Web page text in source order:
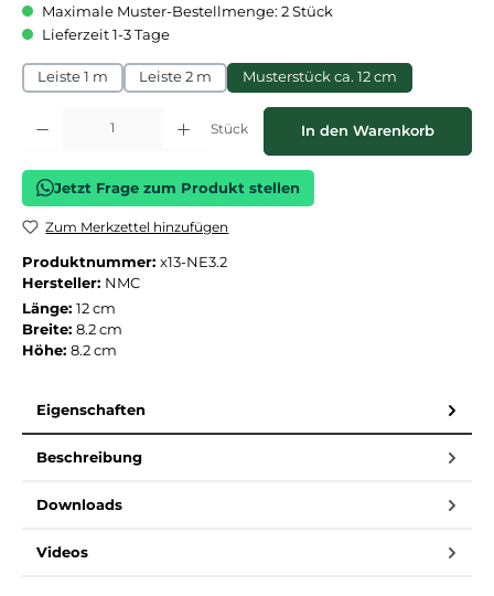
Maximale Muster-Bestellmenge: 2 Stück
Lieferzeit 1-3 Tage
Leiste 1 m Leiste 2 m Musterstück ca. 12 cm
Produkt Anzahl: Gib den gewünschten Wert ein oder benutze die
Stück In den Warenkorb
Jetzt Frage zum Produkt stellen
Zum Merkzettel hinzufügen
Produktnummer: x13-NE3.2
Hersteller: NMC
Länge: 12 cm
Breite: 8.2 cm
Höhe: 8.2 cm
Eigenschaften
Beschreibung
Downloads
Videos